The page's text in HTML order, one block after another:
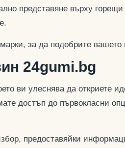
представяне върху
за да подобрите
24gumi.bg
ви улеснява да
достъп до първокласни
предоставяйки